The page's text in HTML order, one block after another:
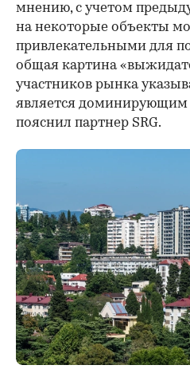
мнению, с учетом
на некоторые объекты
привлекательными для
общая картина
участников рынка
является доминирующим
пояснил партнер SRG.